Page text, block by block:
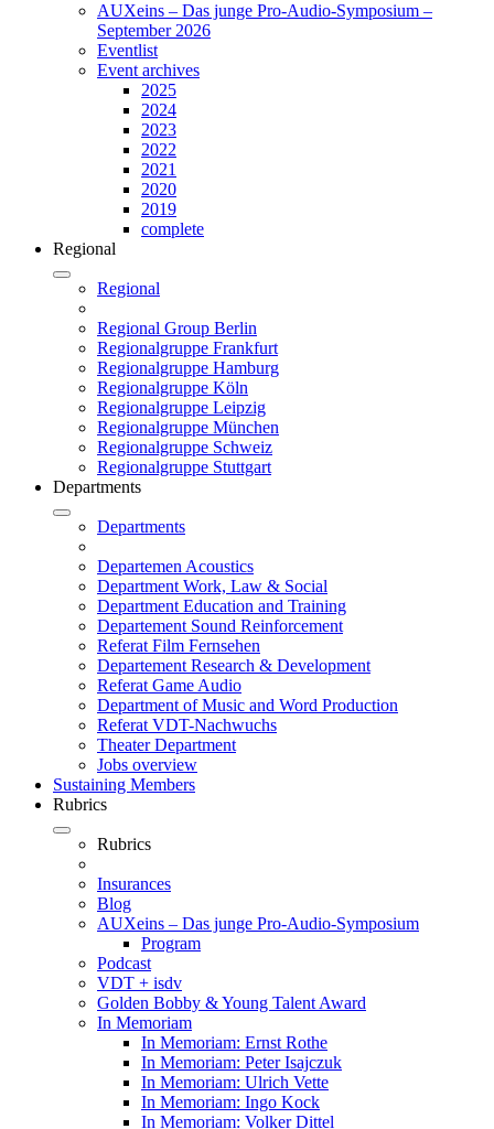
AUXeins – Das junge Pro-Audio-Symposium –
September 2026
Eventlist
Event archives
2025
2024
2023
2022
2021
2020
2019
complete
Regional
Regional
Regional Group Berlin
Regionalgruppe Frankfurt
Regionalgruppe Hamburg
Regionalgruppe Köln
Regionalgruppe Leipzig
Regionalgruppe München
Regionalgruppe Schweiz
Regionalgruppe Stuttgart
Departments
Departments
Departemen Acoustics
Department Work, Law & Social
Department Education and Training
Departement Sound Reinforcement
Referat Film Fernsehen
Departement Research & Development
Referat Game Audio
Department of Music and Word Production
Referat VDT-Nachwuchs
Theater Department
Jobs overview
Sustaining Members
Rubrics
Rubrics
Insurances
Blog
AUXeins – Das junge Pro-Audio-Symposium
Program
Podcast
VDT + isdv
Golden Bobby & Young Talent Award
In Memoriam
In Memoriam: Ernst Rothe
In Memoriam: Peter Isajczuk
In Memoriam: Ulrich Vette
In Memoriam: Ingo Kock
In Memoriam: Volker Dittel